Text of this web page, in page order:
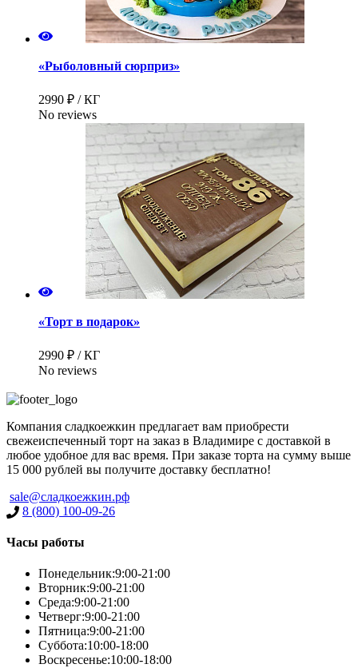
Имя *
«Рыболовный сюрприз»
2990 ₽ / КГ
No reviews
«Торт в подарок»
2990 ₽ / КГ
No reviews
Компания сладкоежкин предлагает вам приобрести
свежеиспеченный торт на заказ в Владимире с доставкой в
любое удобное для вас время. При заказе торта на сумму выше
15 000 рублей вы получите доставку бесплатно!
sale@сладкоежкин.рф
8 (800) 100-09-26
Часы работы
Понедельник:9:00-21:00
Вторник:9:00-21:00
Среда:9:00-21:00
Четверг:9:00-21:00
Пятница:9:00-21:00
Суббота:10:00-18:00
Воскресенье:10:00-18:00